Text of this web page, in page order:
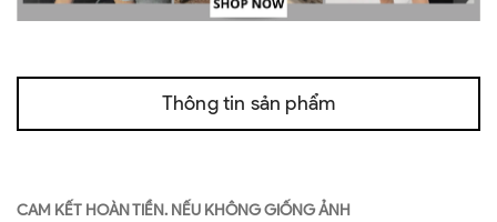
Thông tin sản phẩm
CAM KẾT HOÀN TIỀN. NẾU KHÔNG GIỐNG ẢNH